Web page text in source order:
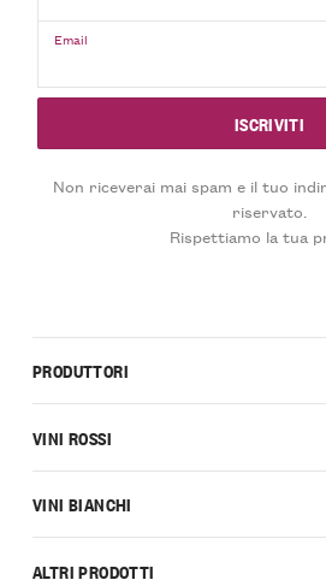
Email
Non riceverai mai spam e il tuo
riservato.
Rispettiamo la tua
PRODUTTORI
VINI ROSSI
VINI BIANCHI
ALTRI PRODOTTI